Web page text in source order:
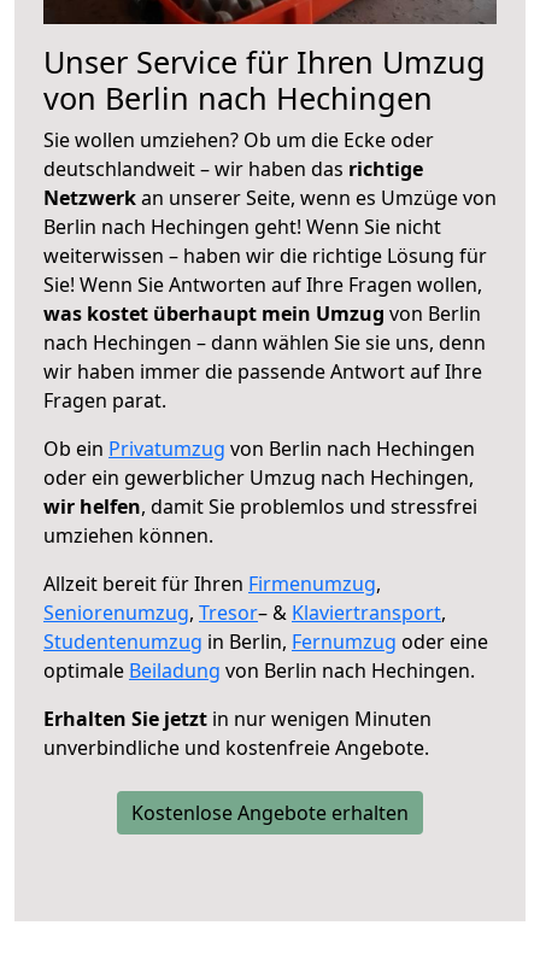
Unser Service für Ihren Umzug
von Berlin nach Hechingen
Sie wollen umziehen? Ob um die Ecke oder
deutschlandweit – wir haben das richtige
Netzwerkan unserer Seite, wenn es Umzüge von
Berlin nach Hechingen geht! Wenn Sie nicht
weiterwissen – haben wir die richtige Lösung für
Sie! Wenn Sie Antworten auf Ihre Fragen wollen,
was kostet überhaupt mein Umzug von Berlin
nach Hechingen – dann wählen Sie sie uns, denn
wir haben immer die passende Antwort auf Ihre
Fragen parat.
Ob ein Privatumzug von Berlin nach Hechingen
oder ein gewerblicher Umzug nach Hechingen,
wir helfen, damit Sie problemlos und stressfrei
umziehen können.
Allzeit bereit für Ihren Firmenumzug,
Seniorenumzug, Tresor– & Klaviertransport,
Studentenumzug in Berlin, Fernumzug oder eine
optimale Beiladung von Berlin nach Hechingen.
Erhalten Sie jetzt in nur wenigen Minuten
unverbindliche und kostenfreie Angebote.
Kostenlose Angebote erhalten